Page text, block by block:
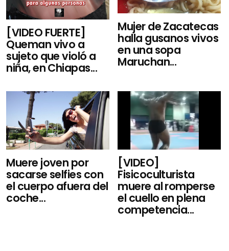
[VIDEO FUERTE]
Queman vivo a
sujeto que violó a
niña, en Chiapas...
Mujer de Zacatecas
halla gusanos vivos
en una sopa
Maruchan...
Muere joven por
sacarse selfies con
el cuerpo afuera del
coche...
[VIDEO]
Fisicoculturista
muere al romperse
el cuello en plena
competencia...